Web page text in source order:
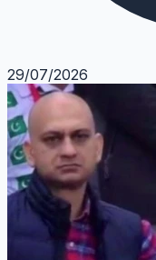
29/07/2026